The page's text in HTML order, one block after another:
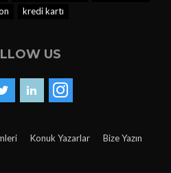
kredi kartı
US
Konuk Yazarlar Bize Yazın